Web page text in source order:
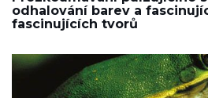
odhalování barev a
fascinujících tvorů